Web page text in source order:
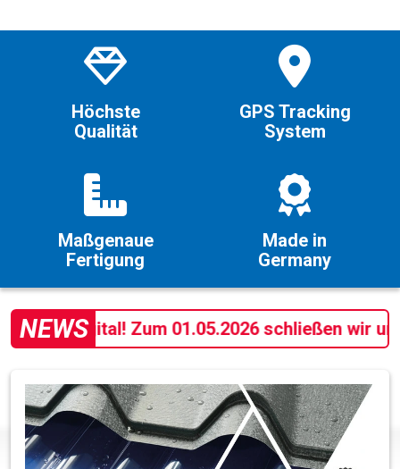
Höchste
Qualität
GPS Tracking
System
Maßgenaue
Fertigung
Made in
Germany
NEWS
digital! Zum 01.05.2026 schließen wir